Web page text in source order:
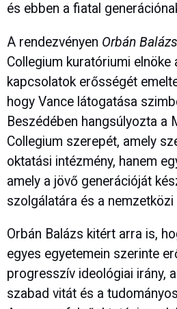
és ebben a fiatal
A rendezvényen Orbán Balázs
Collegium kuratóriumi
kapcsolatok erősségét
hogy Vance látogatása
Beszédében hangsúlyozta a
Collegium szerepét, amely
oktatási intézmény, hanem
amely a jövő generációját
szolgálatára és a nemzetközi
Orbán Balázs kitért arra is,
egyes egyetemein szerinte
progresszív ideológiai irány,
szabad vitát és a